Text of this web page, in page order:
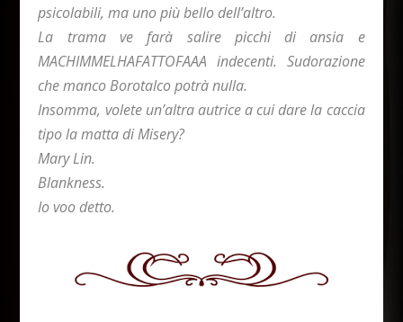
psicolabili, ma uno più bello dell’altro.
La trama ve farà salire picchi di ansia e
MACHIMMELHAFATTOFAAA indecenti. Sudorazione
che manco Borotalco potrà nulla.
Insomma, volete un’altra autrice a cui dare la caccia
tipo la matta di Misery?
Mary Lin.
Blankness.
Io voo detto.